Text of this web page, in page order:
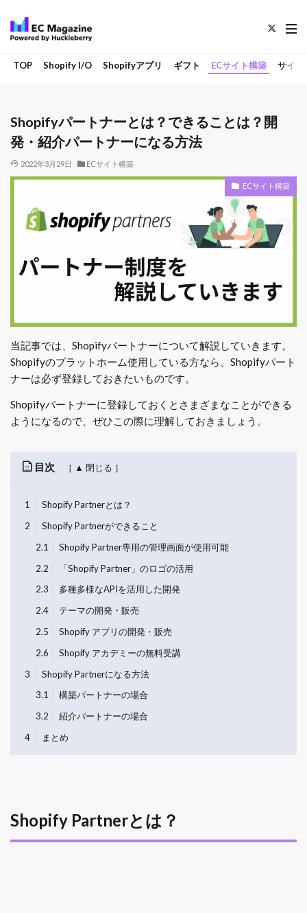
TOP Shopify I/O Shopifyアプリ ギフト ECサイト構築 サイト
Shopifyパートナーとは？できることは？開
発・紹介パートナーになる方法
2022年3月29日 ECサイト構築
ECサイト構築
当記事では、Shopifyパートナーについて解説していきます。
Shopifyのプラットホーム使用している方なら、Shopifyパート
ナーは必ず登録しておきたいものです。
Shopifyパートナーに登録しておくとさまざまなことができる
ようになるので、ぜひこの際に理解しておきましょう。
目次
1
Shopify Partnerとは？
2
Shopify Partnerができること
2.1
Shopify Partner専用の管理画面が使用可能
2.2
「Shopify Partner」のロゴの活用
2.3
多種多様なAPIを活用した開発
2.4
テーマの開発・販売
2.5
Shopify アプリの開発・販売
2.6
Shopify アカデミーの無料受講
3
Shopify Partnerになる方法
3.1
構築パートナーの場合
3.2
紹介パートナーの場合
4
まとめ
Shopify Partnerとは？